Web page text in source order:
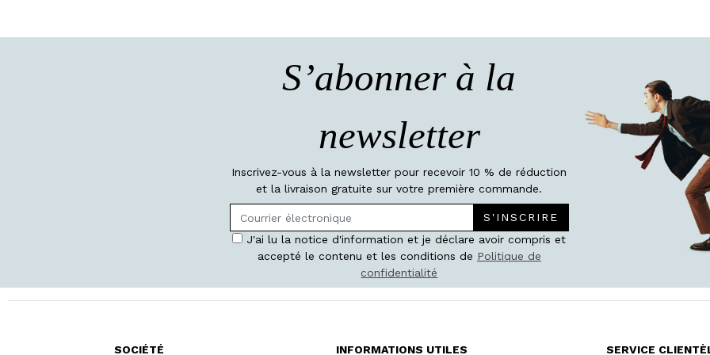
Pay
4.3
Via
Pay
S’abonner à la
newsletter
Inscrivez-vous à la newsletter pour recevoir 10 % de réduction
et la livraison gratuite sur votre première commande.
S'INSCRIRE
J'ai lu la notice d'information et je déclare avoir compris et
accepté le contenu et les conditions de Politique de
confidentialité
SOCIÉTÉ INFORMATIONS UTILES SERVICE